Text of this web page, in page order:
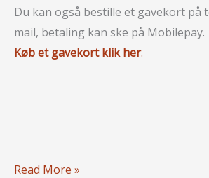
Du kan også bestille et gavekort på
mail, betaling kan ske på Mobilepay.
Køb et gavekort klik her.
Gavekort
Read More »